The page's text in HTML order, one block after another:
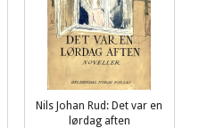
Nils Johan Rud: Det var en
lørdag aften